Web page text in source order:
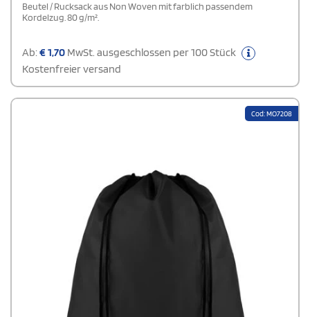
Beutel / Rucksack aus Non Woven mit farblich passendem
Kordelzug. 80 g/m².
Ab:€1,70 MwSt. ausgeschlossen per 100 Stück
Kostenfreier versand
Cod: MO7208